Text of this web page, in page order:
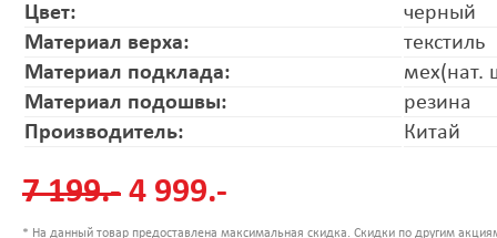
Цвет:
черный
Материал верха:
текстиль
Материал подклада:
мех(нат.
Материал подошвы:
резина
Производитель:
Китай
7 199.- 4 999.-
* На данный товар предоставлена максимальная скидка. Скидки по другим